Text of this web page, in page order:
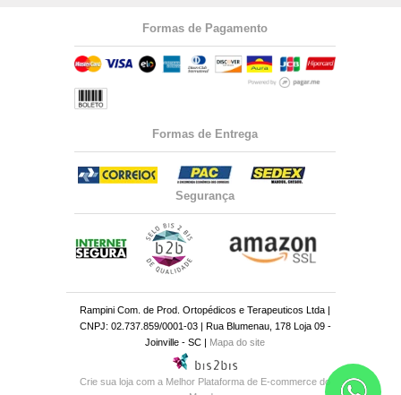
Formas de Pagamento
Formas de Entrega
Segurança
Rampini Com. de Prod. Ortopédicos e Terapeuticos Ltda |
CNPJ: 02.737.859/0001-03 | Rua Blumenau, 178 Loja 09 -
Joinville - SC | Mapa do site
Crie sua loja com a Melhor Plataforma de E-commerce do